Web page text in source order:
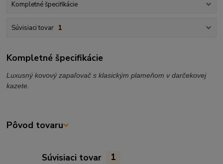
Kompletné špecifikácie
Súvisiaci tovar 1
Kompletné špecifikácie
Luxusný kovový zapaľovač s klasickým plameňom v darčekovej
kazete.
Pôvod tovaru
Súvisiaci tovar 1